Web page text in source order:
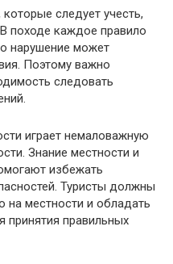
следует учесть,
походе каждое правило
нарушение может
Поэтому важно
следовать
играет немаловажную
Знание местности и
избежать
Туристы должны
на местности и обладать
принятия правильных